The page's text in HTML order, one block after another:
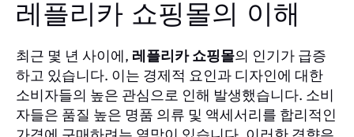
레플리카 쇼핑몰의 이해
최근 몇 년 사이에, 레플리카 쇼핑몰의 인기가 급증
하고 있습니다. 이는 경제적 요인과 디자인에 대한
소비자들의 높은 관심으로 인해 발생했습니다. 소비
자들은 품질 높은 명품 의류 및 액세서리를 합리적인